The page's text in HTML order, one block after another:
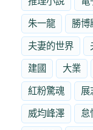
朱一龍 勝博
夫妻的世界
建國 大業
紅粉驚魂 展
威均峰澤 怠